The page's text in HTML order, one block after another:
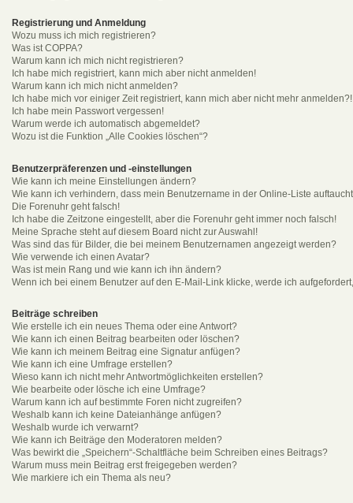
Registrierung und Anmeldung
Wozu muss ich mich registrieren?
Was ist COPPA?
Warum kann ich mich nicht registrieren?
Ich habe mich registriert, kann mich aber nicht anmelden!
Warum kann ich mich nicht anmelden?
Ich habe mich vor einiger Zeit registriert, kann mich aber nicht mehr anmelden?!
Ich habe mein Passwort vergessen!
Warum werde ich automatisch abgemeldet?
Wozu ist die Funktion „Alle Cookies löschen“?
Benutzerpräferenzen und -einstellungen
Wie kann ich meine Einstellungen ändern?
Wie kann ich verhindern, dass mein Benutzername in der Online-Liste
Die Forenuhr geht falsch!
Ich habe die Zeitzone eingestellt, aber die Forenuhr geht immer noch falsch!
Meine Sprache steht auf diesem Board nicht zur Auswahl!
Was sind das für Bilder, die bei meinem Benutzernamen angezeigt werden?
Wie verwende ich einen Avatar?
Was ist mein Rang und wie kann ich ihn ändern?
Wenn ich bei einem Benutzer auf den E-Mail-Link klicke, werde ich
Beiträge schreiben
Wie erstelle ich ein neues Thema oder eine Antwort?
Wie kann ich einen Beitrag bearbeiten oder löschen?
Wie kann ich meinem Beitrag eine Signatur anfügen?
Wie kann ich eine Umfrage erstellen?
Wieso kann ich nicht mehr Antwortmöglichkeiten erstellen?
Wie bearbeite oder lösche ich eine Umfrage?
Warum kann ich auf bestimmte Foren nicht zugreifen?
Weshalb kann ich keine Dateianhänge anfügen?
Weshalb wurde ich verwarnt?
Wie kann ich Beiträge den Moderatoren melden?
Was bewirkt die „Speichern“-Schaltfläche beim Schreiben eines Beitrags?
Warum muss mein Beitrag erst freigegeben werden?
Wie markiere ich ein Thema als neu?